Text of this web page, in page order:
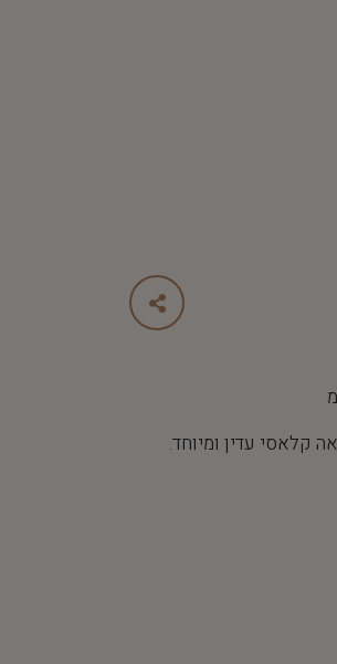
קלאסי עדין ומיוחד.